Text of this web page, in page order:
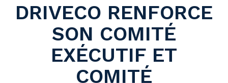
DRIVECO RENFORCE
SON COMITÉ
EXÉCUTIF ET
COMITÉ